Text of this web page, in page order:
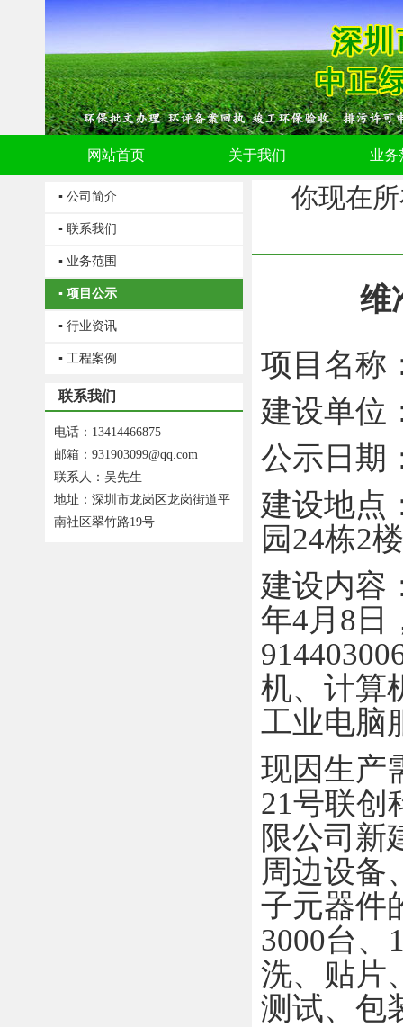
网站首页 关于我们 业务
▪ 公司简介
▪ 联系我们
▪ 业务范围
▪ 项目公示
▪ 行业资讯
▪ 工程案例
联系我们
电话：13414466875
邮箱：931903099@qq.com
联系人：吴先生
地址：深圳市龙岗区龙岗街道平
南社区翠竹路19号
你现在
维
项目名称
建设单位
公示日期
建设地点
园24栋2楼
建设内容
年4月 8 日
机、计算
工业电脑
现因生产
21号联创
限公司新
周边设备
子元器件
3000台、
洗、贴片
测试、包